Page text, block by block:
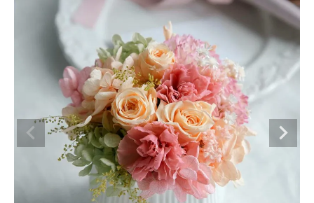
新規会員登録で300ポイントプレゼント
他にもお得な特典がいっぱい！
新規会員登録 ログイン